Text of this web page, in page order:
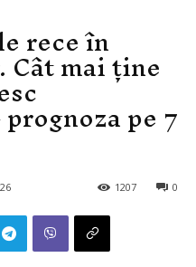
rece în
Cât mai ține
pe 7
0
1207